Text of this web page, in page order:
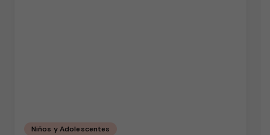
Niños y Adolescentes